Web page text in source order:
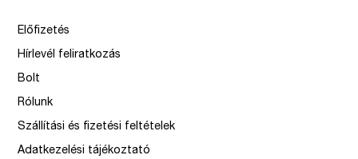
Előfizetés
Hírlevél feliratkozás
Bolt
Rólunk
Szállítási és fizetési feltételek
Adatkezelési tájékoztató